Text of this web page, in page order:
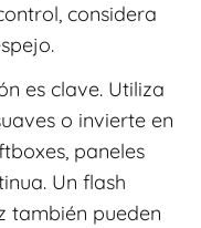
considera
es clave. Utiliza
o invierte en
paneles
Un flash
también pueden